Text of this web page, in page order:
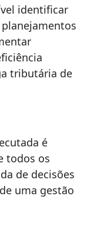
identificar
tributária de
é
todos os
de decisões
uma gestão